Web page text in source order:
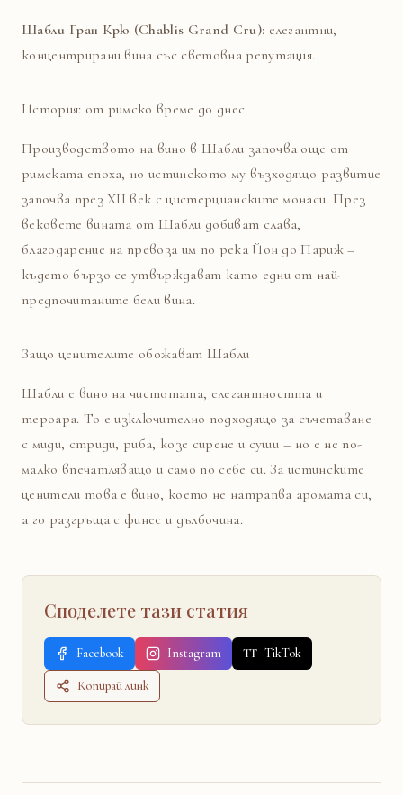
Шабли Гран Крю (Chablis Grand Cru): елегантни,
концентрирани вина със световна репутация.
История: от римско време до днес
Производството на вино в Шабли започва още от
римската епоха, но истинското му възходящо развитие
започва през XII век с цистерцианските монаси. През
вековете вината от Шабли добиват слава,
благодарение на превоза им по река Йон до Париж –
където бързо се утвърждават като едни от най-
предпочитаните бели вина.
Защо ценителите обожават Шабли
Шабли е вино на чистотата, елегантността и
тероара. То е изключително подходящо за съчетаване
с миди, стриди, риба, козе сирене и суши – но е не по-
малко впечатляващо и само по себе си. За истинските
ценители това е вино, което не натрапва аромата си,
а го разгръща с финес и дълбочина.
Споделете тази статия
Facebook Instagram TT TikTok
Копирай линк